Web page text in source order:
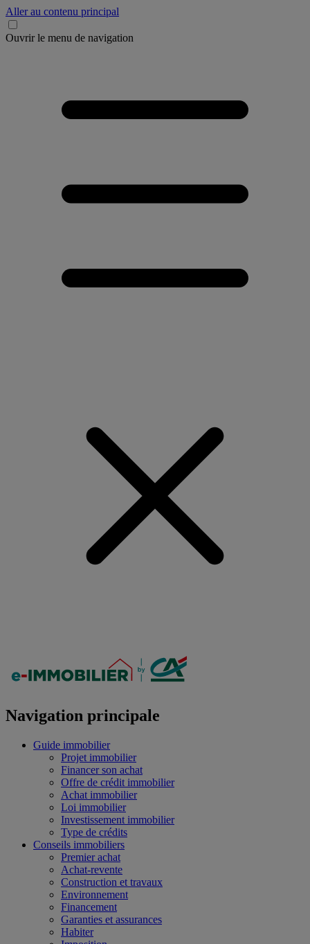
Aller au contenu principal
Ouvrir le menu de navigation
Navigation principale
Guide immobilier
Projet immobilier
Financer son achat
Offre de crédit immobilier
Achat immobilier
Loi immobilier
Investissement immobilier
Type de crédits
Conseils immobiliers
Premier achat
Achat-revente
Construction et travaux
Environnement
Financement
Garanties et assurances
Habiter